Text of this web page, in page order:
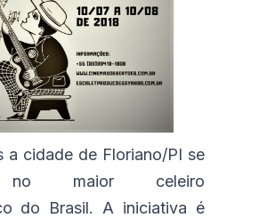
a cidade de Floriano/PI se
no maior celeiro
do Brasil. A iniciativa é